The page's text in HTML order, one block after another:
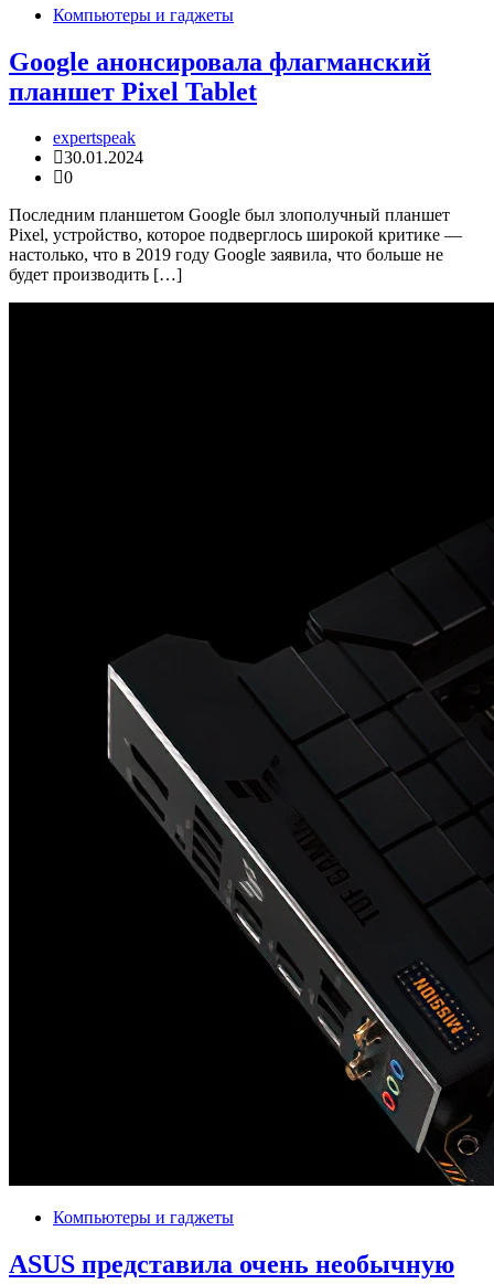
Компьютеры и гаджеты
Google анонсировала флагманский
планшет Pixel Tablet
expertspeak
30.01.2024
0
Последним планшетом Google был злополучный планшет
Pixel, устройство, которое подверглось широкой критике —
настолько, что в 2019 году Google заявила, что больше не
будет производить […]
Компьютеры и гаджеты
ASUS представила очень необычную